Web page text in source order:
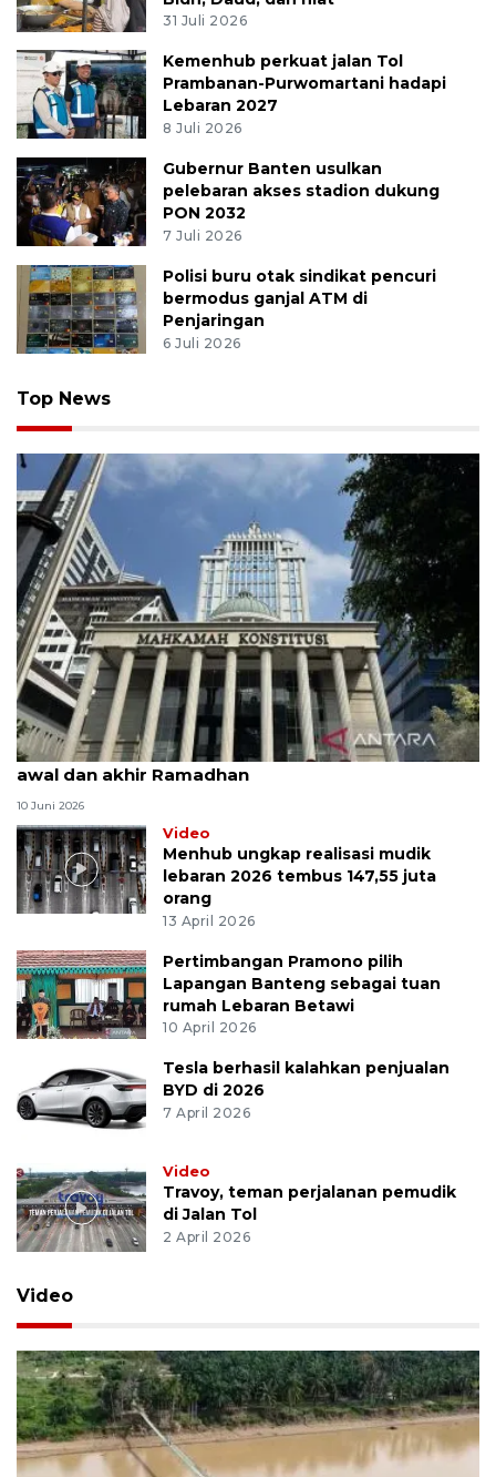
31 Juli 2026
Kemenhub perkuat jalan Tol
Prambanan-Purwomartani hadapi
Lebaran 2027
8 Juli 2026
Gubernur Banten usulkan
pelebaran akses stadion dukung
PON 2032
7 Juli 2026
Polisi buru otak sindikat pencuri
bermodus ganjal ATM di
Penjaringan
6 Juli 2026
Top News
MK uji materi UU Peradilan Agama perihal isbat
awal dan akhir Ramadhan
10 Juni 2026
Video
Menhub ungkap realisasi mudik
lebaran 2026 tembus 147,55 juta
orang
13 April 2026
Pertimbangan Pramono pilih
Lapangan Banteng sebagai tuan
rumah Lebaran Betawi
10 April 2026
Tesla berhasil kalahkan penjualan
BYD di 2026
7 April 2026
Video
Travoy, teman perjalanan pemudik
di Jalan Tol
2 April 2026
Video